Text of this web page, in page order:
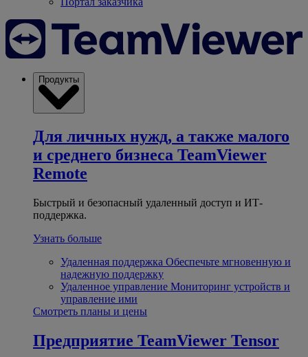
Продукты
Для личных нужд, а также малого
и среднего бизнеса TeamViewer
Remote
Быстрый и безопасный удаленный доступ и ИТ-
поддержка.
Узнать больше
Удаленная поддержка Обеспечьте мгновенную и
надежную поддержку
Удаленное управление Мониторинг устройств и
управление ими
Смотреть планы и цены
Предприятие TeamViewer Tensor